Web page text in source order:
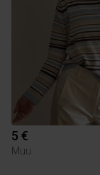
5 €
Muu